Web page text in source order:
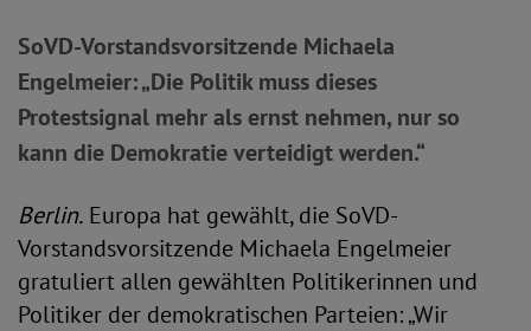
SoVD-Vorstandsvorsitzende Michaela
Engelmeier: „Die Politik muss dieses
Protestsignal mehr als ernst nehmen, nur so
kann die Demokratie verteidigt werden.“
Berlin. Europa hat gewählt, die SoVD-
Vorstandsvorsitzende Michaela Engelmeier
gratuliert allen gewählten Politikerinnen und
Politiker der demokratischen Parteien: „Wir